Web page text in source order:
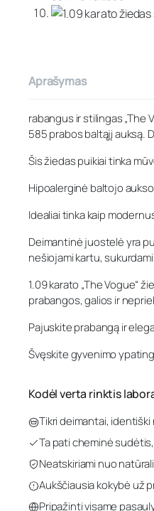
Aprašymas
rabangus ir stilingas „The
585 prabos baltąjį auksą.
Šis žiedas puikiai tinka
Hipoalerginė baltojo
Idealiai tinka kaip
Deimantinė juostelė yra
nešiojami kartu,
1.09 karato „The Vogue“
prabangos, galios ir
Pajuskite prabangą ir
Švęskite gyvenimo
Kodėl verta rinktis
Tikri deimantai,
Ta pati cheminė
Neatskiriami nuo
Aukščiausia kokybė už
Pripažinti visame